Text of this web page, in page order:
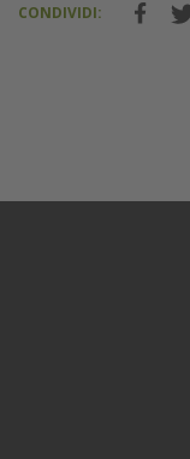
CONDIVIDI: